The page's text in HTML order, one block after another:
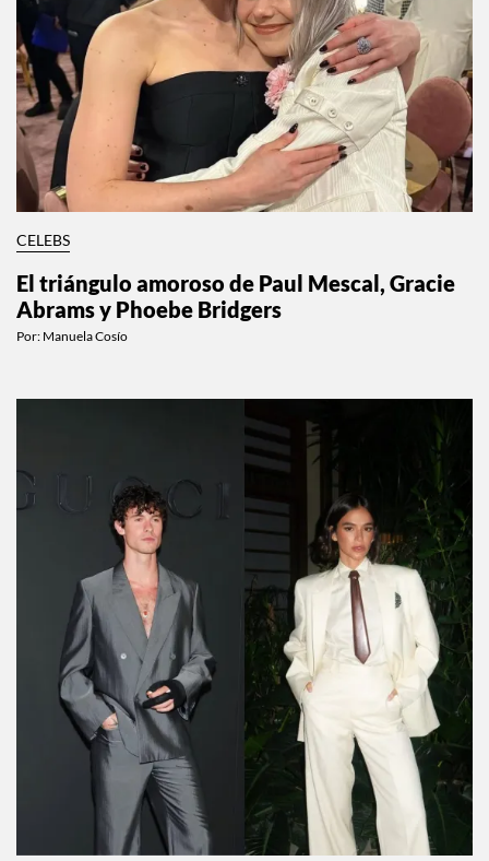
CELEBS
El triángulo amoroso de Paul Mescal, Gracie
Abrams y Phoebe Bridgers
Por: Manuela Cosío